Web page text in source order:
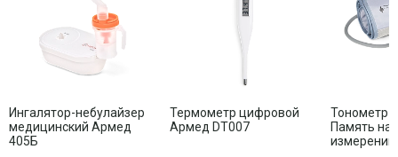
Ингалятор-небулайзер
медицинский Армед
405Б
Термометр цифровой
Армед DT007
Тонометр
Память на
измерений